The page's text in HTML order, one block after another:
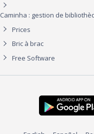
Caminha : gestion de
Prices
Bric à brac
Free Software